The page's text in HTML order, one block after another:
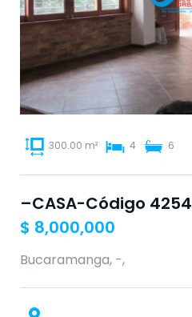
300.00 m² 4 6
–CASA-Código 4254
$ 8,000,000
Bucaramanga, -,